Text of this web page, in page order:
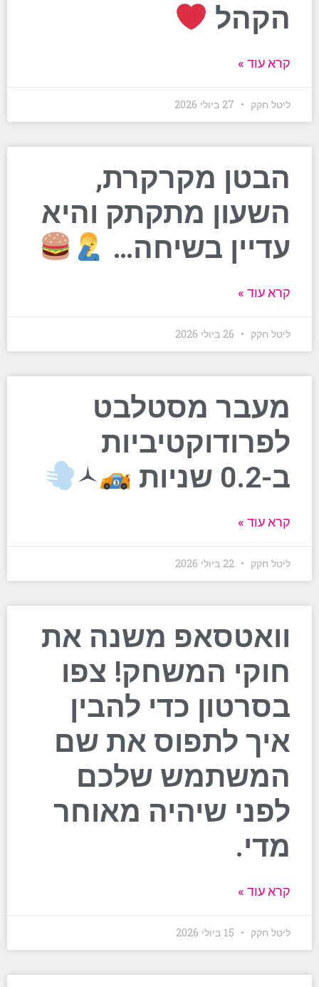
הקהל
קרא עוד »
ליטל חקק
הבטן מקרקרת,
השעון מתקתק והיא
עדיין בשיחה…
קרא עוד »
ליטל חקק
מעבר מסטלבט
לפרודוקטיביות
ב-0.2 שניות
‍🟀
קרא עוד »
ליטל חקק
וואטסאפ משנה את
חוקי המשחק! צפו
בסרטון כדי להבין
איך לתפוס את שם
המשתמש שלכם
לפני שיהיה מאוחר
מדי.
קרא עוד »
ליטל חקק